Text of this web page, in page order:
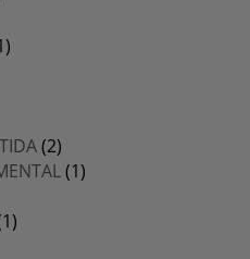
(2)
(1)